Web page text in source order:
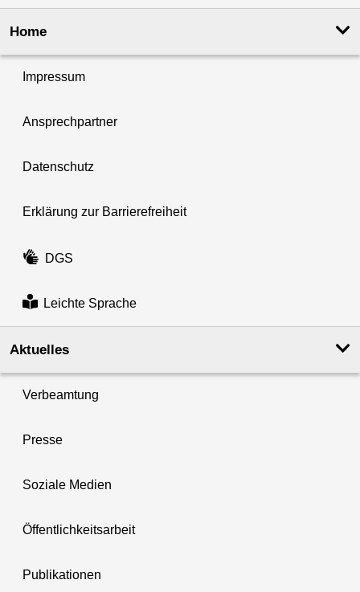
Home
Impressum
Ansprechpartner
Datenschutz
Erklärung zur Barrierefreiheit
DGS
Leichte Sprache
Aktuelles
Verbeamtung
Presse
Soziale Medien
Öffentlichkeitsarbeit
Publikationen